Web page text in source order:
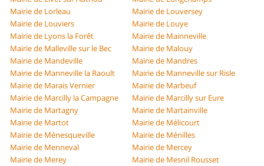
Mairie de Lorleau
Mairie de Louversey
Mairie de Louviers
Mairie de Louye
Mairie de Lyons la Forêt
Mairie de Mainneville
Mairie de Malleville sur le Bec
Mairie de Malouy
Mairie de Mandeville
Mairie de Mandres
Mairie de Manneville la Raoult
Mairie de Manneville sur Risle
Mairie de Marais Vernier
Mairie de Marbeuf
Mairie de Marcilly la Campagne
Mairie de Marcilly sur Eure
Mairie de Martagny
Mairie de Martainville
Mairie de Martot
Mairie de Mélicourt
Mairie de Ménesqueville
Mairie de Ménilles
Mairie de Menneval
Mairie de Mercey
Mairie de Merey
Mairie de Mesnil Rousset